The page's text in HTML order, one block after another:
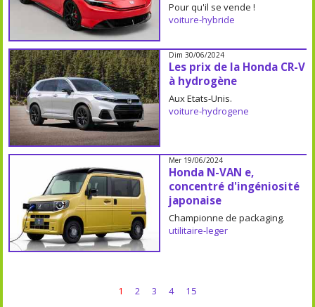
Pour qu'il se vende !
voiture-hybride
Dim 30/06/2024
Les prix de la Honda CR-V
à hydrogène
Aux Etats-Unis.
voiture-hydrogene
Mer 19/06/2024
Honda N-VAN e,
concentré d'ingéniosité
japonaise
Championne de packaging.
utilitaire-leger
1 2 3 4 15